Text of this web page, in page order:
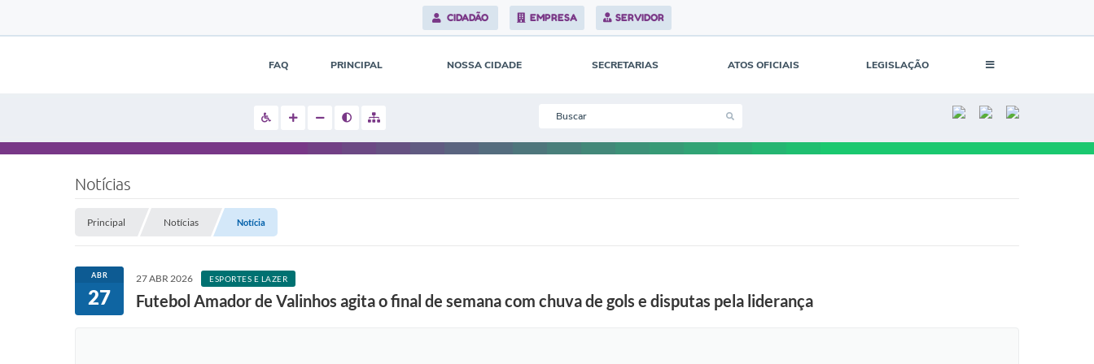
CIDADÃO EMPRESA SERVIDOR
FAQ PRINCIPAL NOSSA CIDADE SECRETARIAS ATOS OFICIAIS LEGISLAÇÃO
Notícias
Principal Notícias Notícia
ABR
27
27 ABR 2026 ESPORTES E LAZER
Futebol Amador de Valinhos agita o final de semana com chuva de gols e disputas pela liderança
o
c
i
o
B
o
t